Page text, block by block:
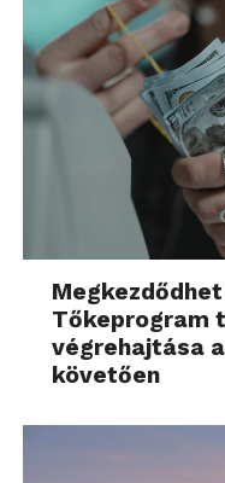
Tőkeprogram
végrehajtása
követően